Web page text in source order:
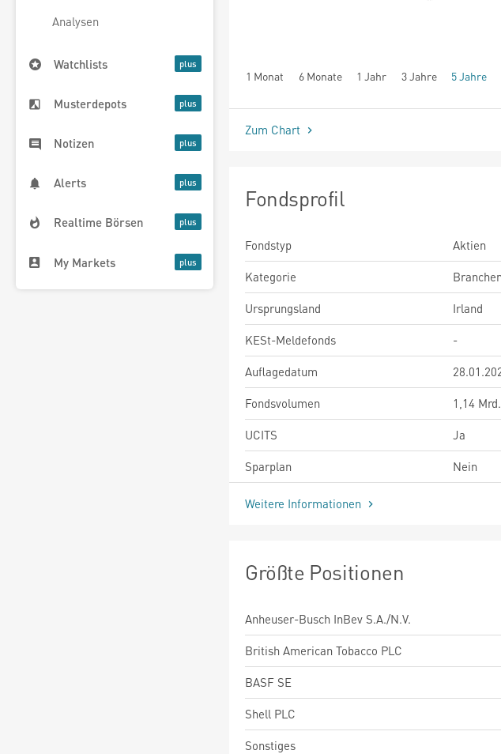
Analysen
Watchlists
Musterdepots
Notizen
Alerts
Realtime Börsen
My Markets
1 Monat 6 Monate 1 Jahr 3 Jahre 5 Jahre
Zum Chart
Fondsprofil
Fondstyp
Aktien
Kategorie
Ursprungsland
Irland
KESt-Meldefonds
-
Auflagedatum
Fondsvolumen
1,14
UCITS
Ja
Sparplan
Nein
Weitere Informationen
Größte Positionen
Anheuser-Busch InBev S.A./N.V.
British American Tobacco PLC
BASF SE
Shell PLC
Sonstiges